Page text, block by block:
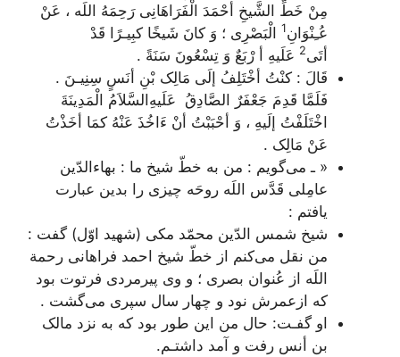
مِنْ خَطِّ الشَّیخِ أحْمَدَ الْفَرَاهَانِی رَحِمَهُ اللَه ، عَنْ
عُـِنْوَانِ1 الْبَصْرِی ؛ وَ کانَ شَیخًا کبِیـرًا قَدْ
أتَی2 عَلَیهِ أ رْبَعٌ وَ تِسْعُونَ سَنَةً .
قَالَ : کنْتُ أخْتَلِفُ إلَی مَالِک بْنِ أنَسٍ سِنِیـنَ .
فَلَمَّا قَدِمَ جَعْفَرٌ الصَّادِقُ عَلَیهِ‌السَّلاَمُ الْمَدِینَةَ
اخْتَلَفْتُ إلَیهِ ، وَ أحْبَبْتُ أنْ ءَ‌اخُذَ عَنْهُ کمَا أخَذْتُ
عَنْ مَالِک .
« ـ می‌گویم : من به خطّ شیخ ما : بهاء‌الدّین
عامِلی قَدَّس اللَه روحَه چیزی را بدین عبارت
یافتم :
شیخ شمس الدّین محمّد مکی (شهید اوّل) گفت :
من نقل می‌کنم از خطّ شیخ احمد فراهانی رحمة
اللَه از عُنوان بصری ؛ و وی پیرمردی فرتوت بود
که ازعمرش نود و چهار سال سپری می‌گشت .
او گفـت: حال من این طور بود که به نزد مالک
بن أنس رفت و آمد داشتـم.